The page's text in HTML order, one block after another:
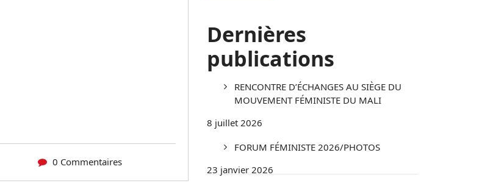
0 Commentaires
Dernières
publications
RENCONTRE D’ÉCHANGES AU SIÈGE DU
MOUVEMENT FÉMINISTE DU MALI
8 juillet 2026
FORUM FÉMINISTE 2026/PHOTOS
23 janvier 2026